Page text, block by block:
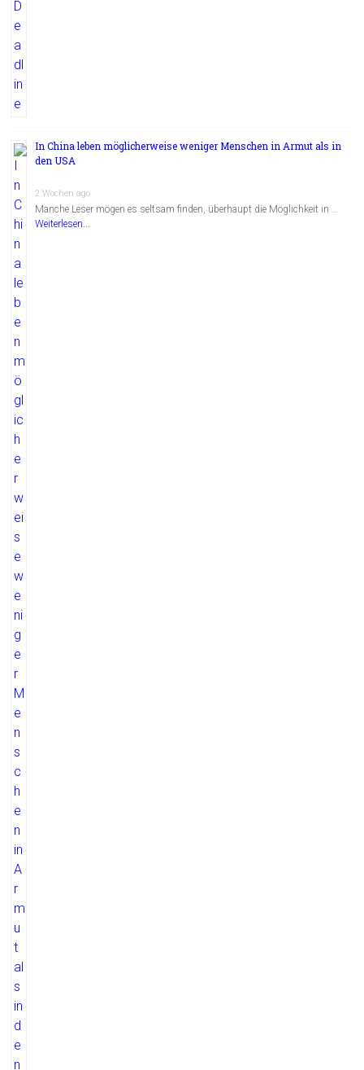
In China leben möglicherweise weniger Menschen in Armut als in
den USA
2 Wochen ago
Manche Leser mögen es seltsam finden, überhaupt die Möglichkeit in …
Weiterlesen...